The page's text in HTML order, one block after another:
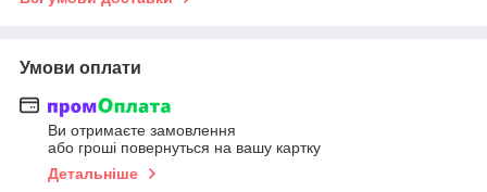
Умови оплати
Ви отримаєте замовлення
або гроші повернуться на вашу картку
Детальніше